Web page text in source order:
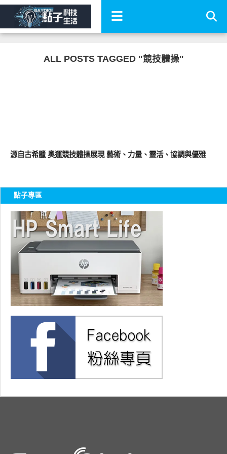
ALL POSTS TAGGED "競技體操"
源自古希臘 奧運競技體操展現 藝術、力量、靈活、協調與優雅
點子專區